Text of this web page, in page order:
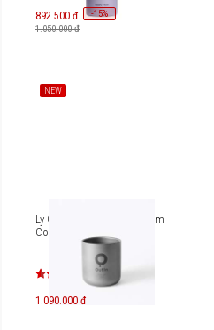
892.500 đ -15%
1.050.000 đ
NEW
Ly Giữ Nhiệt Outin Titanium
Coffee Cup
1.090.000 đ